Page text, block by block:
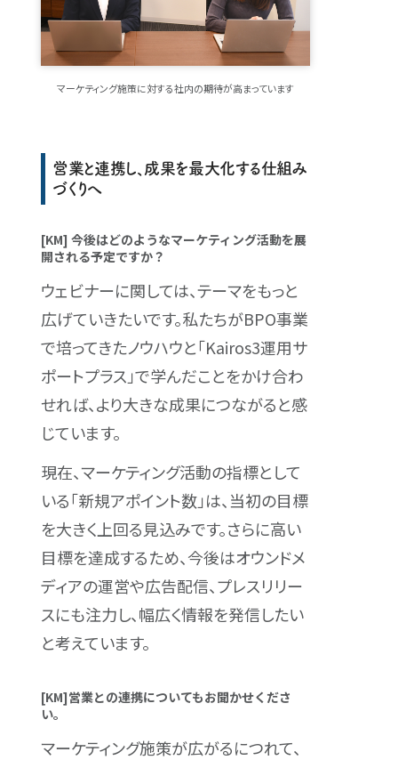
マーケティング施策に対する社内の期待が高まっています
営業と連携し、成果を最大化する仕組み
づくりへ
[KM] 今後はどのようなマーケティング活動を展
開される予定ですか？
ウェビナーに関しては、テーマをもっと
広げていきたいです。私たちがBPO事業
で培ってきたノウハウと「Kairos3運用サ
ポートプラス」で学んだことをかけ合わ
せれば、より大きな成果につながると感
じています。
現在、マーケティング活動の指標として
いる「新規アポイント数」は、当初の目標
を大きく上回る見込みです。さらに高い
目標を達成するため、今後はオウンドメ
ディアの運営や広告配信、プレスリリー
スにも注力し、幅広く情報を発信したい
と考えています。
[KM]営業との連携についてもお聞かせくださ
い。
マーケティング施策が広がるにつれて、